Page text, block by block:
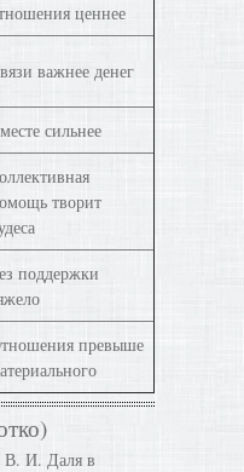
ценнее
важнее денег
сильнее
творит
поддержки
превыше
В. И. Даля в